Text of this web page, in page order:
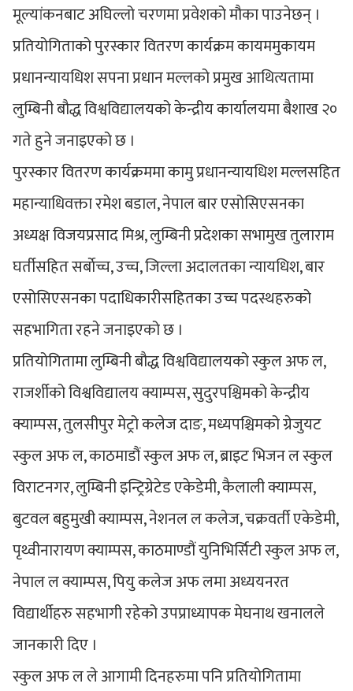
मूल्यांकनबाट अघिल्लो चरणमा प्रवेशको मौका पाउनेछन् ।
प्रतियोगिताको पुरस्कार वितरण कार्यक्रम कायममुकायम
प्रधानन्यायधिश सपना प्रधान मल्लको प्रमुख आथित्यतामा
लुम्बिनी बौद्ध विश्वविद्यालयको केन्द्रीय कार्यालयमा बैशाख २०
गते हुने जनाइएको छ ।
पुरस्कार वितरण कार्यक्रममा कामु प्रधानन्यायधिश मल्लसहित
महान्याधिवक्ता रमेश बडाल, नेपाल बार एसोसिएसनका
अध्यक्ष विजयप्रसाद मिश्र, लुम्बिनी प्रदेशका सभामुख तुलाराम
घर्तीसहित सर्बाेच्च, उच्च, जिल्ला अदालतका न्यायधिश, बार
एसोसिएसनका पदाधिकारीसहितका उच्च पदस्थहरुको
सहभागिता रहने जनाइएको छ ।
प्रतियोगितामा लुम्बिनी बौद्ध विश्वविद्यालयको स्कुल अफ ल,
राजर्शीको विश्वविद्यालय क्याम्पस, सुदुरपश्चिमको केन्द्रीय
क्याम्पस, तुलसीपुर मेट्रो कलेज दाङ, मध्यपश्चिमको ग्रेजुयट
स्कुल अफ ल, काठमाडौं स्कुल अफ ल, ब्राइट भिजन ल स्कुल
विराटनगर, लुम्बिनी इन्ट्रिग्रेटेड एकेडेमी, कैलाली क्याम्पस,
बुटवल बहुमुखी क्याम्पस, नेशनल ल कलेज, चक्रवर्ती एकेडेमी,
पृथ्वीनारायण क्याम्पस, काठमाण्डौं युनिभिर्सिटी स्कुल अफ ल,
नेपाल ल क्याम्पस, पियु कलेज अफ लमा अध्ययनरत
विद्यार्थीहरु सहभागी रहेको उपप्राध्यापक मेघनाथ खनालले
जानकारी दिए ।
स्कुल अफ ल ले आगामी दिनहरुमा पनि प्रतियोगितामा